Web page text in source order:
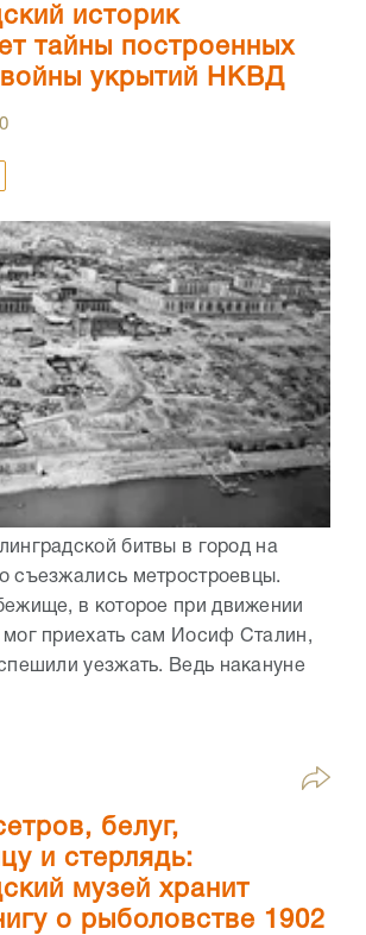
историк
тайны построенных
укрытий НКВД
битвы в город на
съезжались метростроевцы.
в которое при движении
приехать сам Иосиф Сталин,
уезжать. Ведь накануне
белуг,
и стерлядь:
музей хранит
о рыболовстве 1902